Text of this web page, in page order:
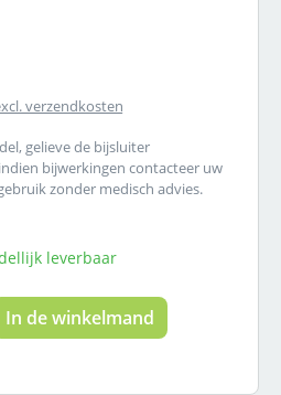
verzendkosten
gelieve de bijsluiter
bijwerkingen contacteer uw
zonder medisch advies.
leverbaar
Voer de
In de winkelmand